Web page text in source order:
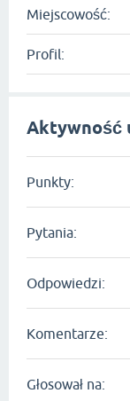
Miejscowość:
Profil:
Aktywność
Punkty:
Pytania:
Odpowiedzi:
Komentarze:
Głosował na: